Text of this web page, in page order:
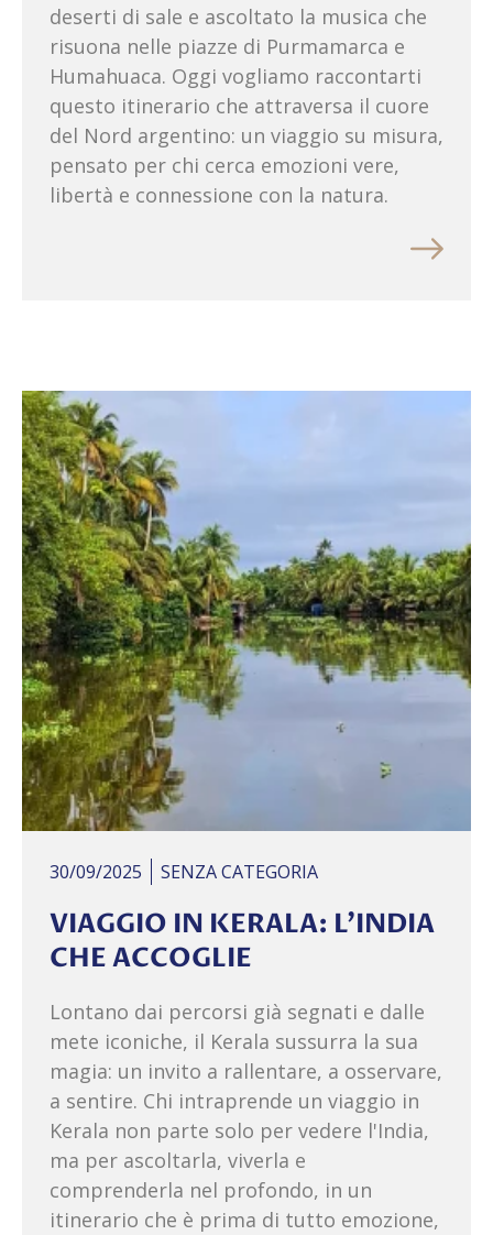
deserti di sale e ascoltato la musica che
risuona nelle piazze di Purmamarca e
Humahuaca. Oggi vogliamo raccontarti
questo itinerario che attraversa il cuore
del Nord argentino: un viaggio su misura,
pensato per chi cerca emozioni vere,
libertà e connessione con la natura.
30/09/2025 SENZA CATEGORIA
VIAGGIO IN KERALA: L’INDIA
CHE ACCOGLIE
Lontano dai percorsi già segnati e dalle
mete iconiche, il Kerala sussurra la sua
magia: un invito a rallentare, a osservare,
a sentire. Chi intraprende un viaggio in
Kerala non parte solo per vedere l'India,
ma per ascoltarla, viverla e
comprenderla nel profondo, in un
itinerario che è prima di tutto emozione,